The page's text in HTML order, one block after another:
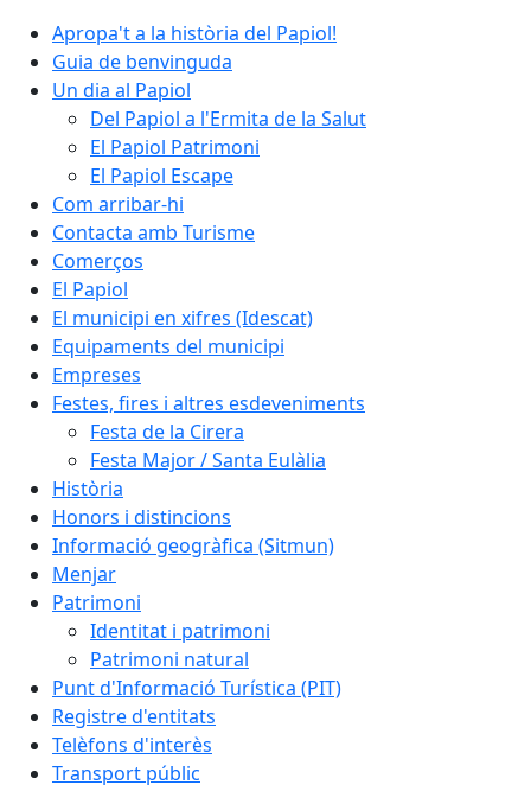
Apropa't a la història del Papiol!
Guia de benvinguda
Un dia al Papiol
Del Papiol a l'Ermita de la Salut
El Papiol Patrimoni
El Papiol Escape
Com arribar-hi
Contacta amb Turisme
Comerços
El Papiol
El municipi en xifres (Idescat)
Equipaments del municipi
Empreses
Festes, fires i altres esdeveniments
Festa de la Cirera
Festa Major / Santa Eulàlia
Història
Honors i distincions
Informació geogràfica (Sitmun)
Menjar
Patrimoni
Identitat i patrimoni
Patrimoni natural
Punt d'Informació Turística (PIT)
Registre d'entitats
Telèfons d'interès
Transport públic